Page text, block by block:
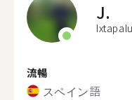
J.
流暢
スペイン語